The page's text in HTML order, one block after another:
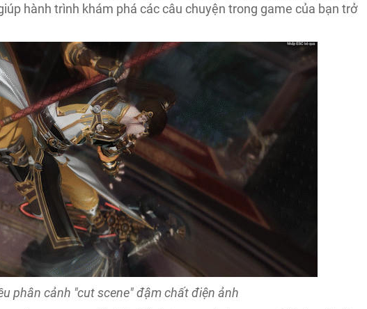
hành trình khám phá các câu chuyện trong game của bạn trở
phân cảnh "cutscene"đậm chất điện ảnh